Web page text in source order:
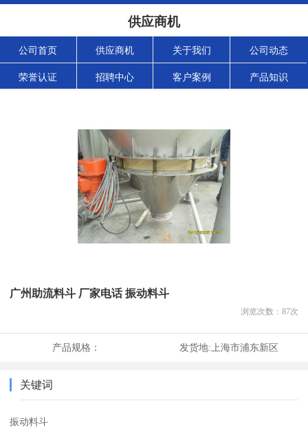
供应商机
公司首页 供应商机 关于我们 公司动态
荣誉认证 招聘中心 客户案例 产品知识
广州助流料斗 厂家电话 振动料斗
浏览次数： 87次
产品规格： 发货地: 上海市浦东新区
关键词
振动料斗